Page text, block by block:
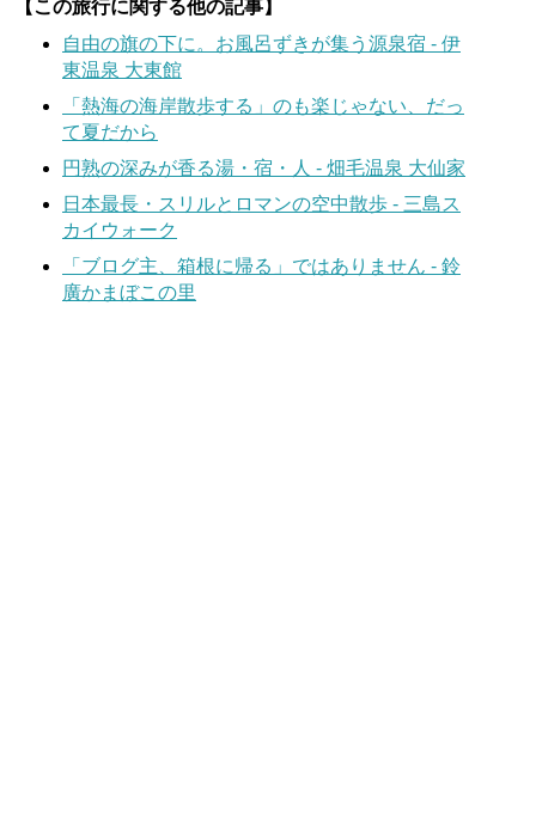
【この旅行に関する他の記事】
自由の旗の下に。お風呂ずきが集う源泉宿 - 伊
東温泉 大東館
「熱海の海岸散歩する」のも楽じゃない、だっ
て夏だから
円熟の深みが香る湯・宿・人 - 畑毛温泉 大仙家
日本最長・スリルとロマンの空中散歩 - 三島ス
カイウォーク
「ブログ主、箱根に帰る」ではありません - 鈴
廣かまぼこの里